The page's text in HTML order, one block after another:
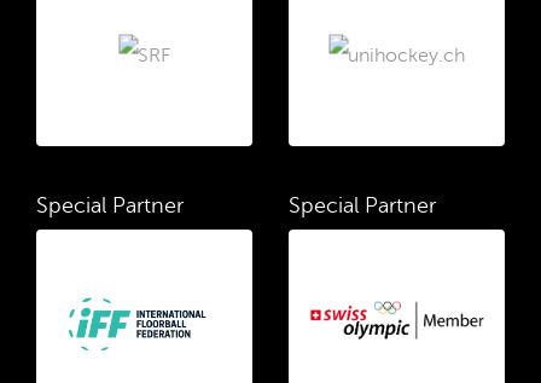
Special Partner Special Partner